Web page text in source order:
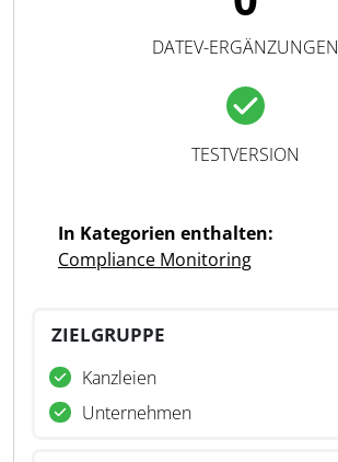
DATEV-ERGÄNZUNGEN
TESTVERSION
In Kategorien enthalten:
Compliance Monitoring
ZIELGRUPPE
Kanzleien
Unternehmen